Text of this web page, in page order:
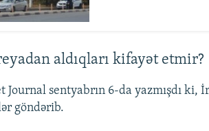
aldıqları kifayət etmir?
Journal sentyabrın 6-da yazmışdı ki,
göndərib.